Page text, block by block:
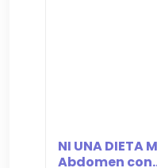
NI UNA DIETA
Abdomen